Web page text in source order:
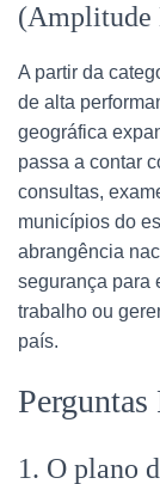
(Amplitude
A partir da
de alta
geográfica
passa a contar
consultas,
municípios do
abrangência
segurança para
trabalho ou
país.
1. O plano